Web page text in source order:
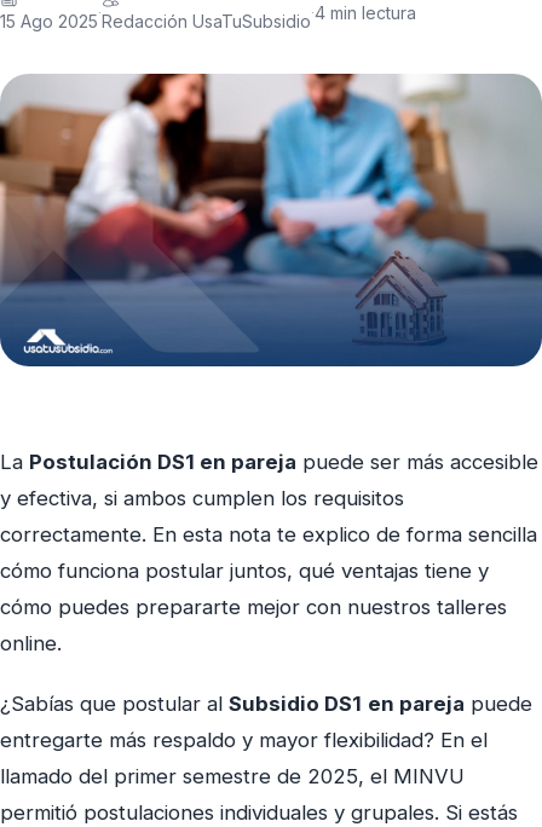
15 Ago 2025·Redacción UsaTuSubsidio·4 min lectura
La Postulación DS1 en pareja puede ser más accesible
y efectiva, si ambos cumplen los requisitos
correctamente. En esta nota te explico de forma sencilla
cómo funciona postular juntos, qué ventajas tiene y
cómo puedes prepararte mejor con nuestros talleres
online.
¿Sabías que postular al Subsidio DS1 en pareja puede
entregarte más respaldo y mayor flexibilidad? En el
llamado del primer semestre de 2025, el MINVU
permitió postulaciones individuales y grupales. Si estás